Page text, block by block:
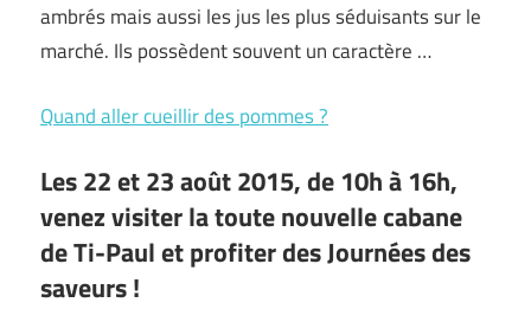
ambrés mais aussi les jus les plus séduisants sur le
marché. Ils possèdent souvent un caractère …
Quand aller cueillir des pommes ?
Les 22 et 23 août 2015, de 10h à 16h,
venez visiter la toute nouvelle cabane
de Ti-Paul et profiter des Journées des
saveurs !